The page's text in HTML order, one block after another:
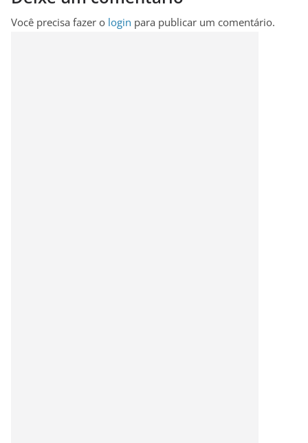
Você precisa fazer o login para publicar um comentário.